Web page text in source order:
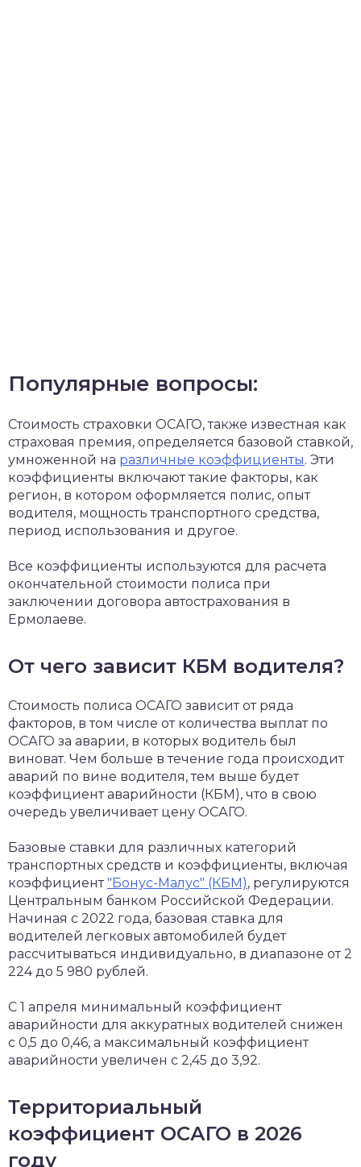
Популярные вопросы:
Стоимость страховки ОСАГО, также известная как
страховая премия, определяется базовой ставкой,
умноженной на различные коэффициенты. Эти
коэффициенты включают такие факторы, как
регион, в котором оформляется полис, опыт
водителя, мощность транспортного средства,
период использования и другое.
Все коэффициенты используются для расчета
окончательной стоимости полиса при
заключении договора автострахования в
Ермолаеве.
От чего зависит КБМ водителя?
Стоимость полиса ОСАГО зависит от ряда
факторов, в том числе от количества выплат по
ОСАГО за аварии, в которых водитель был
виноват. Чем больше в течение года происходит
аварий по вине водителя, тем выше будет
коэффициент аварийности (КБМ), что в свою
очередь увеличивает цену ОСАГО.
Базовые ставки для различных категорий
транспортных средств и коэффициенты, включая
коэффициент"Бонус-Малус" (КБМ), регулируются
Центральным банком Российской Федерации.
Начиная с 2022 года, базовая ставка для
водителей легковых автомобилей будет
рассчитываться индивидуально, в диапазоне от 2
224 до 5 980 рублей.
С 1 апреля минимальный коэффициент
аварийности для аккуратных водителей снижен
с 0,5 до 0,46, а максимальный коэффициент
аварийности увеличен с 2,45 до 3,92.
Территориальный
коэффициент ОСАГО в 2026
году